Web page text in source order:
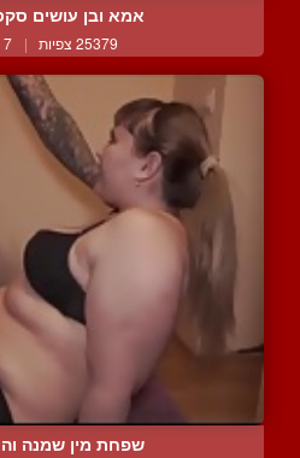
אמא ובן עושים
25379 צפיות | 7 המלצות
שפחת מין שמנה